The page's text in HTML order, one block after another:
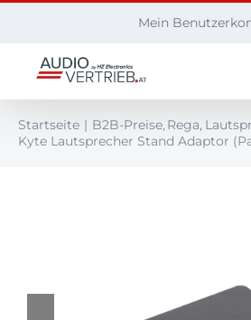
springen
Mein
Startseite B2B-Preise Rega
Kyte Lautsprecher Stand Adaptor